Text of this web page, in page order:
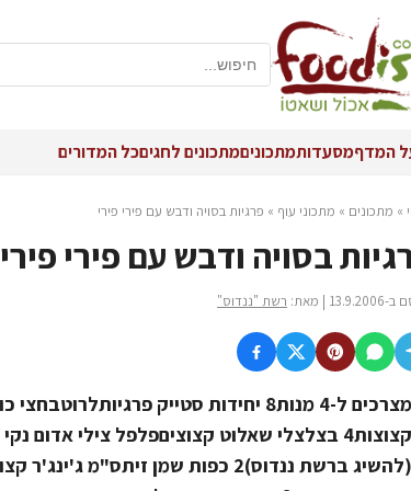
המדףמסעדותמתכוניםמתכונים לחגיםכל המדורים
» מתכונים » מתכוני עוף » פרגיות בסויה ודבש עם פירי פירי
בסויה ודבש עם פירי פירי
| מאת: רשת "ננדוס"